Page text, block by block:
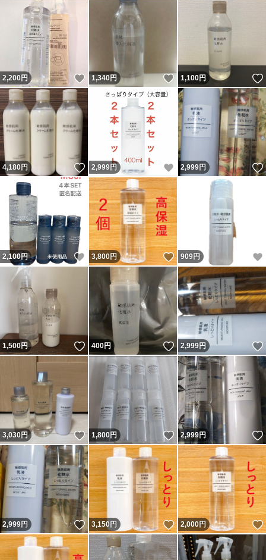
2,200円 いいね！
1,340円 いいね！
1,100円
4,180円 いいね！
2,999円 いいね！
2,999円
2,100円 いいね！
3,800円 いいね！
909円
1,500円 いいね！
400円 いいね！
2,999円
3,030円 いいね！
1,800円 いいね！
2,999円
2,999円 いいね！
3,150 円 いいね！
2,000円